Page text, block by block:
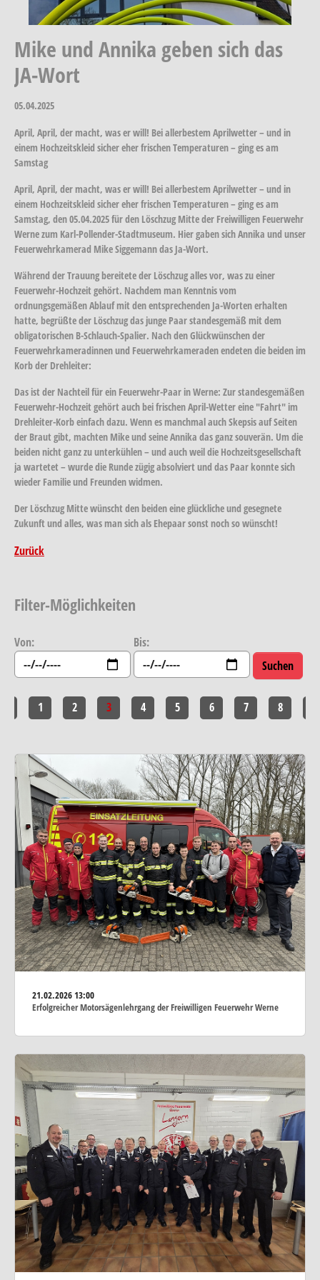
Mike und Annika geben sich das
JA-Wort
05.04.2025
April, April, der macht, was er will! Bei allerbestem Aprilwetter – und in
einem Hochzeitskleid sicher eher frischen Temperaturen – ging es am
Samstag
April, April, der macht, was er will! Bei allerbestem Aprilwetter – und in
einem Hochzeitskleid sicher eher frischen Temperaturen – ging es am
Samstag, den 05.04.2025 für den Löschzug Mitte der Freiwilligen Feuerwehr
Werne zum Karl-Pollender-Stadtmuseum. Hier gaben sich Annika und unser
Feuerwehrkamerad Mike Siggemann das Ja-Wort.
Während der Trauung bereitete der Löschzug alles vor, was zu einer
Feuerwehr-Hochzeit gehört. Nachdem man Kenntnis vom
ordnungsgemäßen Ablauf mit den entsprechenden Ja-Worten erhalten
hatte, begrüßte der Löschzug das junge Paar standesgemäß mit dem
obligatorischen B-Schlauch-Spalier. Nach den Glückwünschen der
Feuerwehrkameradinnen und Feuerwehrkameraden endeten die beiden im
Korb der Drehleiter:
Das ist der Nachteil für ein Feuerwehr-Paar in Werne: Zur standesgemäßen
Feuerwehr-Hochzeit gehört auch bei frischen April-Wetter eine "Fahrt" im
Drehleiter-Korb einfach dazu. Wenn es manchmal auch Skepsis auf Seiten
der Braut gibt, machten Mike und seine Annika das ganz souverän. Um die
beiden nicht ganz zu unterkühlen – und auch weil die Hochzeitsgesellschaft
ja wartetet – wurde die Runde zügig absolviert und das Paar konnte sich
wieder Familie und Freunden widmen.
Der Löschzug Mitte wünscht den beiden eine glückliche und gesegnete
Zukunft und alles, was man sich als Ehepaar sonst noch so wünscht!
Zurück
Filter-Möglichkeiten
Von: Bis:
1 2 3 4 5 6 7 8
21.02.202613:00
Erfolgreicher Motorsägenlehrgang der Freiwilligen Feuerwehr Werne